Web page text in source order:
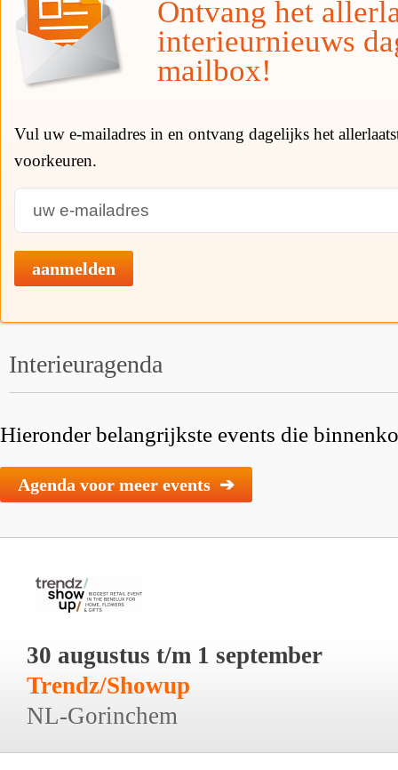
Ontvang het
interieurnieuws
mailbox!
Vul uw e-mailadres in en ontvang dagelijks het
voorkeuren.
aanmelden
Interieuragenda
Hieronder belangrijkste events die
Agenda voor meer events ➔
30 augustus t/m 1 september
Trendz/Showup
NL-Gorinchem